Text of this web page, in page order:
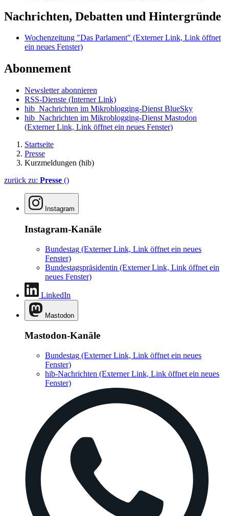
Nachrichten, Debatten und Hintergründe
Wochenzeitung "Das Parlament" (Externer Link, Link öffnet
ein neues Fenster)
Abonnement
Newsletter abonnieren
RSS-Dienste (Interner Link)
hib_Nachrichten im Mikroblogging-Dienst BlueSky
hib_Nachrichten im Mikroblogging-Dienst Mastodon
(Externer Link, Link öffnet ein neues Fenster)
Startseite
Presse
Kurzmeldungen (hib)
zurück zu: Presse ()
Instagram
Instagram-Kanäle
Bundestag (Externer Link, Link öffnet ein neues
Fenster)
Bundestagspräsidentin (Externer Link, Link öffnet ein
neues Fenster)
LinkedIn
Mastodon
Mastodon-Kanäle
Bundestag (Externer Link, Link öffnet ein neues
Fenster)
hib-Nachrichten (Externer Link, Link öffnet ein neues
Fenster)